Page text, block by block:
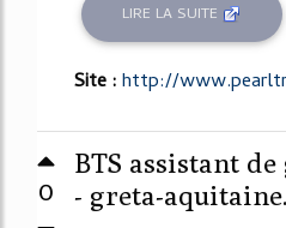
LIRE LA SUITE
Site :http://
0
BTS assistant
- greta-